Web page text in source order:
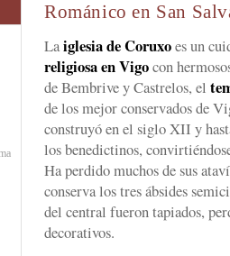
Románico en San
Laiglesia de Coruxoes un
religiosa en Vigocon
de Bembrive y Castrelos, el
de los mejor conservados de
construyó en el siglo XII y
los benedictinos,
Ha perdido muchos de sus
conserva los tres ábsides
del central fueron tapiados,
decorativos.